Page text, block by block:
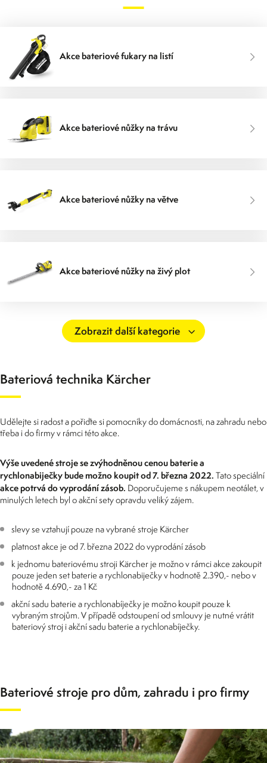
Akce bateriové fukary na listí
Akce bateriové nůžky na trávu
Akce bateriové nůžky na větve
Akce bateriové nůžky na živý plot
Bateriová technika Kärcher
Udělejte si radost a pořiďte si pomocníky do domácnosti, na zahradu nebo
třeba i do firmy v rámci této akce.
Výše uvedené stroje se zvýhodněnou cenou baterie a
rychlonabiječky bude možno koupit od 7. března 2022. Tato speciální
akce potrvá do vyprodání zásob. Doporučujeme s nákupem neotálet, v
minulých letech byl o akční sety opravdu veliký zájem.
slevy se vztahují pouze na vybrané stroje Kärcher
platnost akce je od 7. března 2022 do vyprodání zásob
k jednomu bateriovému stroji Kärcher je možno v rámci akce zakoupit
pouze jeden set baterie a rychlonabiječky v hodnotě 2.390,- nebo v
hodnotě 4.690,- za 1 Kč
akční sadu baterie a rychlonabíječky je možno koupit pouze k
vybraným strojům. V případě odstoupení od smlouvy je nutné vrátit
bateriový stroj i akční sadu baterie a rychlonabíječky.
Bateriové stroje pro dům, zahradu i pro firmy